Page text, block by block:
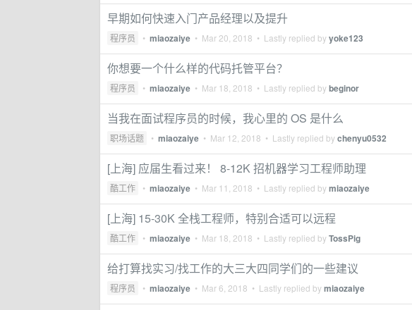
早期如何快速入门产品经理以及提升
程序员 • miaozaiye • Mar 20, 2018 • Lastly replied byyoke123
你想要一个什么样的代码托管平台？
程序员 • miaozaiye • Mar 18, 2018 • Lastly replied bybeginor
当我在面试程序员的时候，我心里的 OS 是什么
职场话题 • miaozaiye • Mar 12, 2018 • Lastly replied bychenyu0532
[上海] 应届生看过来！ 8-12K 招机器学习工程师助理
酷工作 • miaozaiye • Mar 11, 2018 • Lastly replied bymiaozaiye
[上海] 15-30K 全栈工程师，特别合适可以远程
酷工作 • miaozaiye • Mar 18, 2018 • Lastly replied byTossPig
给打算找实习/找工作的大三大四同学们的一些建议
程序员 • miaozaiye • Mar 6, 2018 • Lastly replied bymiaozaiye